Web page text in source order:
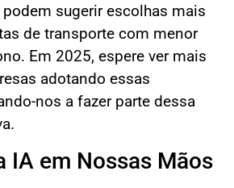
sugerir escolhas mais
de transporte com menor
Em 2025, espere ver mais
adotando essas
nos a fazer parte dessa
IA em Nossas Mãos